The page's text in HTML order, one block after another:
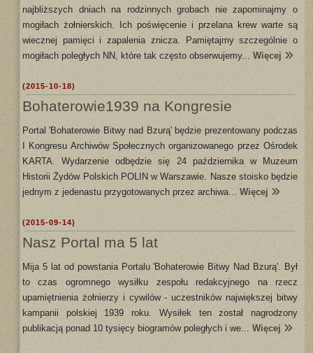
najbliższych dniach na rodzinnych grobach nie zapominajmy o
mogiłach żołnierskich. Ich poświęcenie i przelana krew warte są
wiecznej pamięci i zapalenia znicza. Pamiętajmy szczególnie o
mogiłach poległych NN, które tak często obserwujemy... Więcej
(2015-10-18)
Bohaterowie1939 na Kongresie
Portal 'Bohaterowie Bitwy nad Bzurą' będzie prezentowany podczas
I Kongresu Archiwów Społecznych organizowanego przez Ośrodek
KARTA. Wydarzenie odbędzie się 24 października w Muzeum
Historii Żydów Polskich POLIN w Warszawie. Nasze stoisko będzie
jednym z jedenastu przygotowanych przez archiwa... Więcej
(2015-09-14)
Nasz Portal ma 5 lat
Mija 5 lat od powstania Portalu 'Bohaterowie Bitwy Nad Bzurą'. Był
to czas ogromnego wysiłku zespołu redakcyjnego na rzecz
upamiętnienia żołnierzy i cywilów - uczestników największej bitwy
kampanii polskiej 1939 roku. Wysiłek ten został nagrodzony
publikacją ponad 10 tysięcy biogramów poległych i we... Więcej